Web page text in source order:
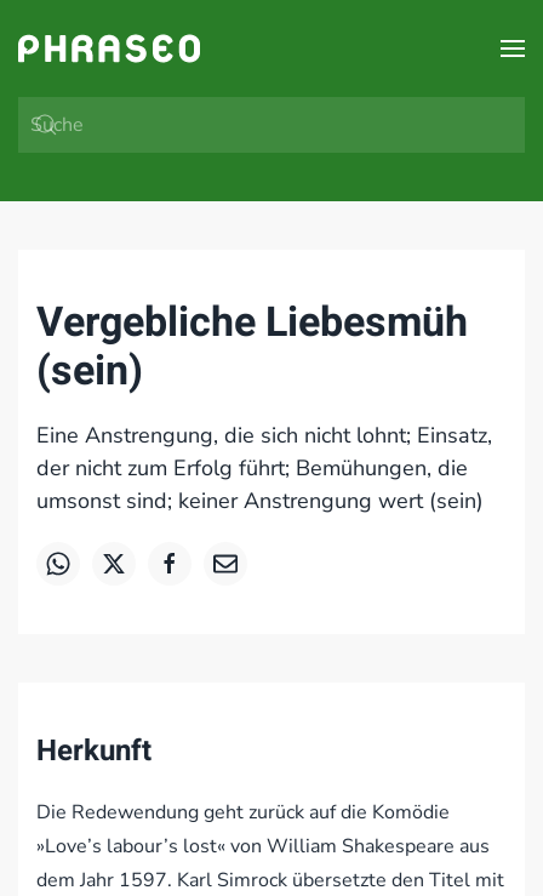
Zum Hauptinhalt springen
Vergebliche Liebesmüh
(sein)
Eine Anstrengung, die sich nicht lohnt; Einsatz,
der nicht zum Erfolg führt; Bemühungen, die
umsonst sind; keiner Anstrengung wert (sein)
Herkunft
Die Redewendung geht zurück auf die Komödie
»Love’s labour’s lost« von William Shakespeare aus
dem Jahr 1597. Karl Simrock übersetzte den Titel mit